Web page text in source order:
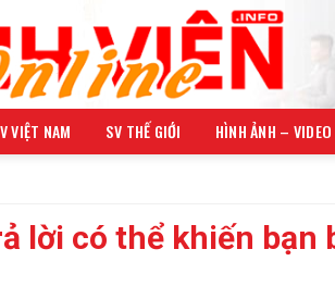
VIỆT NAM SV THẾ GIỚI HÌNH ẢNH – VIDEO
lời có thể khiến bạn